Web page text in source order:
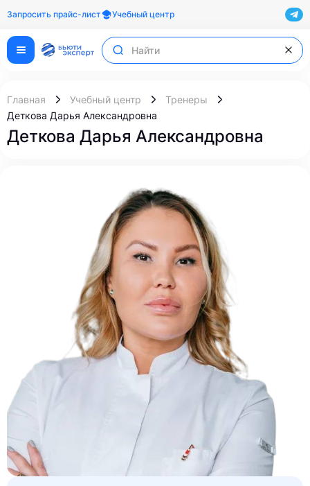
Запросить прайс-лист Учебный центр
Главная Учебный центр
Тренеры
Деткова Дарья Александровна
Деткова Дарья Александровна